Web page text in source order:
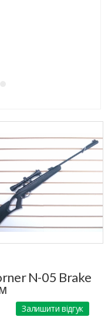
N-05 Brake
Залишити відгук